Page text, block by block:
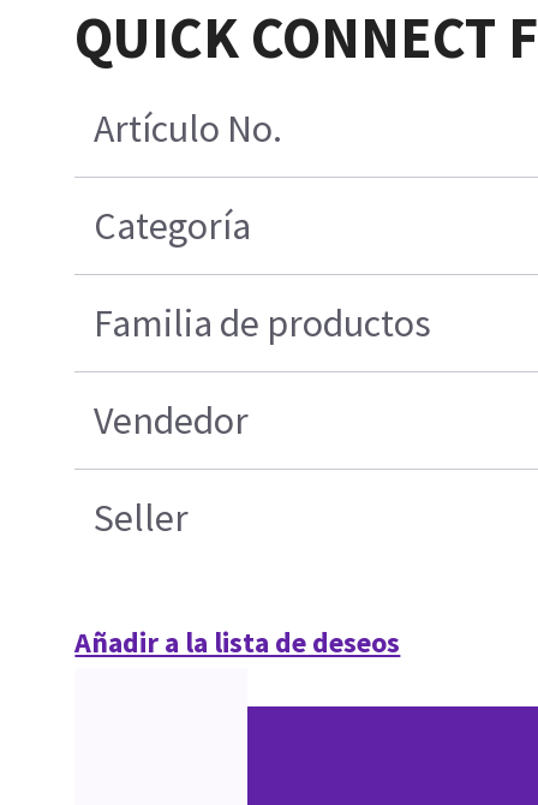
QUICK CONNECT
Artículo No.
Categoría
Familia de productos
Vendedor
Seller
Añadir a la lista de deseos